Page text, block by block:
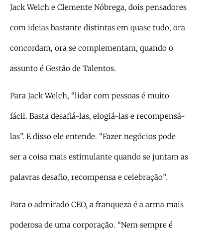
Jack Welch e Clemente Nóbrega, dois pensadores
com ideias bastante distintas em quase tudo, ora
concordam, ora se complementam, quando o
assunto é Gestão de Talentos.
Para Jack Welch, “lidar com pessoas é muito
fácil. Basta desafiá-las, elogiá-las e recompensá-
las”. E disso ele entende. “Fazer negócios pode
ser a coisa mais estimulante quando se juntam as
palavras desafio, recompensa e celebração”.
Para o admirado CEO, a franqueza é a arma mais
poderosa de uma corporação. “Nem sempre é